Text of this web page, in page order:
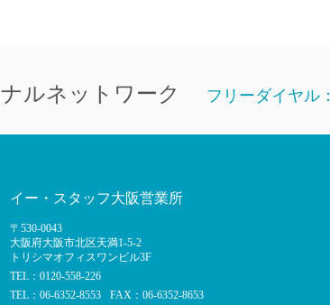
ルネットワーク フリーダイヤル：
イー・スタッフ大阪営業所
〒530-0043
大阪府大阪市北区天満1-5-2
トリシマオフィスワンビル3F
TEL：0120-558-226
TEL：06-6352-8553
FAX：06-6352-8653